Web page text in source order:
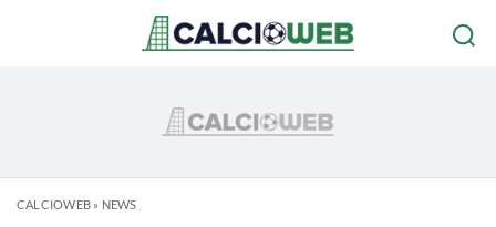
CALCIOWEB» NEWS